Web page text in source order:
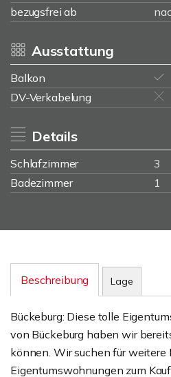
bezugsfrei ab
Ausstattung
Balkon
DV-Verkabelung
Details
Schlafzimmer
3
Badezimmer
1
Beschreibung Lage
Bückeburg: Diese tolle
von Bückeburg haben wir
können. Wir suchen für weitere
Eigentumswohnungen zum